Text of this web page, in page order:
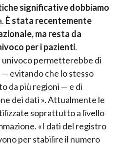
significative dobbiamo
È stata recentemente
ma resta da
per i pazienti.
univoco permetterebbe di
evitando che lo stesso
da più regioni — e di
dei dati ». Attualmente le
soprattutto a livello
«I dati del registro
per stabilire il numero